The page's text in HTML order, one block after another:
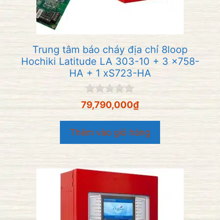
Trung tâm báo cháy địa chỉ 8loop
Hochiki Latitude LA 303-10 + 3 x758-
HA + 1 xS723-HA
0
n
g
o
à
i
79,790,000₫
Thêm vào giỏ hàng